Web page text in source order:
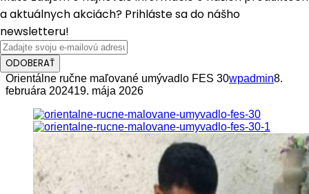
a aktuálnych akciách? Prihláste sa do nášho
newsletteru!
ODOBERAŤ
Orientálne ručne maľované umývadlo FES 30wpadmin8.
februára 202419. mája 2026